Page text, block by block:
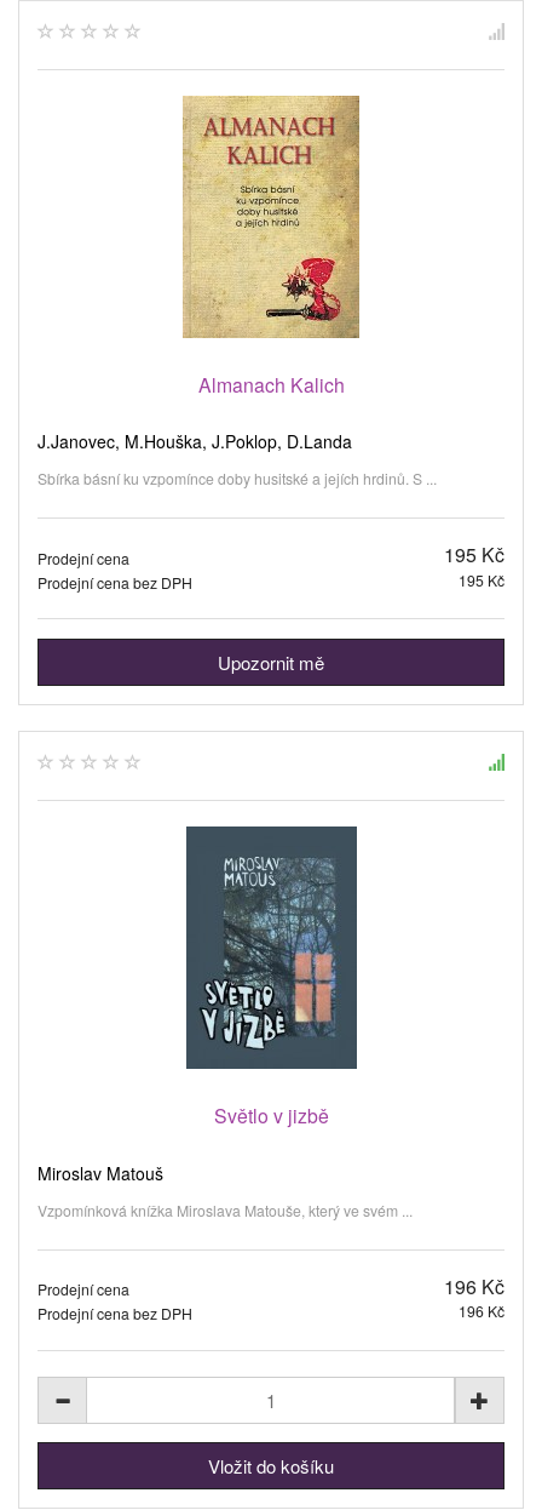
Almanach Kalich
J.Janovec, M.Houška, J.Poklop, D.Landa
Sbírka básní ku vzpomínce doby husitské a jejích hrdinů. S ...
Prodejní cena 195 Kč
Prodejní cena bez DPH 195 Kč
Upozornit mě
Světlo v jizbě
Miroslav Matouš
Vzpomínková knížka Miroslava Matouše, který ve svém ...
Prodejní cena 196 Kč
Prodejní cena bez DPH 196 Kč